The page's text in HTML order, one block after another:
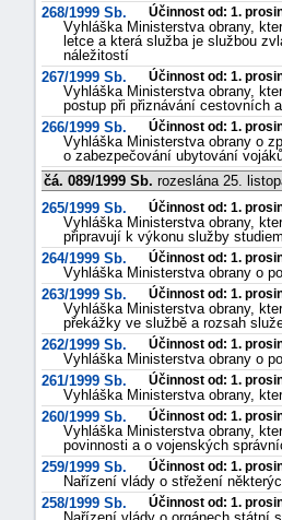
268/1999 Sb.
Účinnost od: 1.
Vyhláška Ministerstva obrany,
letce a která služba je službou
náležitostí
267/1999 Sb.
Účinnost od: 1.
Vyhláška Ministerstva obrany,
postup při přiznávání cestovních
266/1999 Sb.
Účinnost od: 1.
Vyhláška Ministerstva obrany o
o zabezpečování ubytování
čá. 089/1999 Sb. rozeslána 25.
265/1999 Sb.
Účinnost od: 1.
Vyhláška Ministerstva obrany,
připravují k výkonu služby
264/1999 Sb.
Účinnost od: 1.
Vyhláška Ministerstva obrany o
263/1999 Sb.
Účinnost od: 1.
Vyhláška Ministerstva obrany,
překážky ve službě a rozsah
262/1999 Sb.
Účinnost od: 1.
Vyhláška Ministerstva obrany o
261/1999 Sb.
Účinnost od: 1.
Vyhláška Ministerstva obrany,
260/1999 Sb.
Účinnost od: 1.
Vyhláška Ministerstva obrany,
povinnosti a o vojenských
259/1999 Sb.
Účinnost od: 1.
Nařízení vlády o střežení
258/1999 Sb.
Účinnost od: 1.